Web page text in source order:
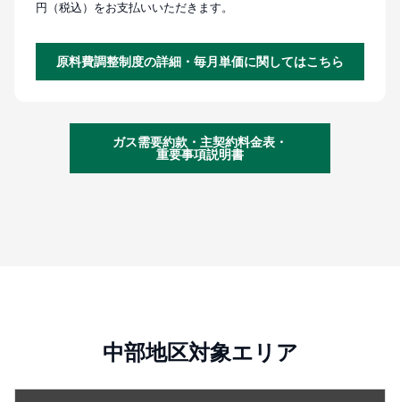
円（税込）をお支払いいただきます。
原料費調整制度の詳細・毎月単価に関してはこちら
ガス需要約款・主契約料金表・
重要事項説明書
中部地区対象エリア